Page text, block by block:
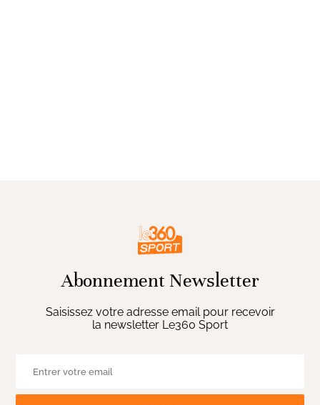
Abonnement Newsletter
Saisissez votre adresse email pour recevoir
la newsletter Le360 Sport